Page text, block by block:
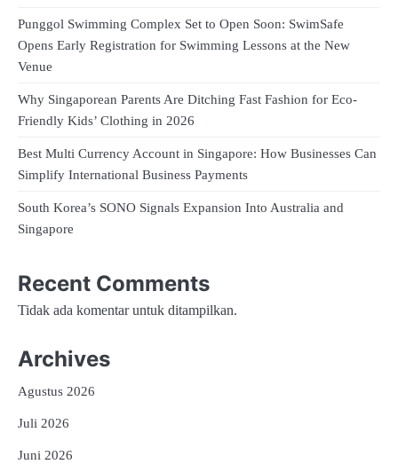
Punggol Swimming Complex Set to Open Soon: SwimSafe
Opens Early Registration for Swimming Lessons at the New
Venue
Why Singaporean Parents Are Ditching Fast Fashion for Eco-
Friendly Kids’ Clothing in 2026
Best Multi Currency Account in Singapore: How Businesses Can
Simplify International Business Payments
South Korea’s SONO Signals Expansion Into Australia and
Singapore
Recent Comments
Tidak ada komentar untuk ditampilkan.
Archives
Agustus 2026
Juli 2026
Juni 2026